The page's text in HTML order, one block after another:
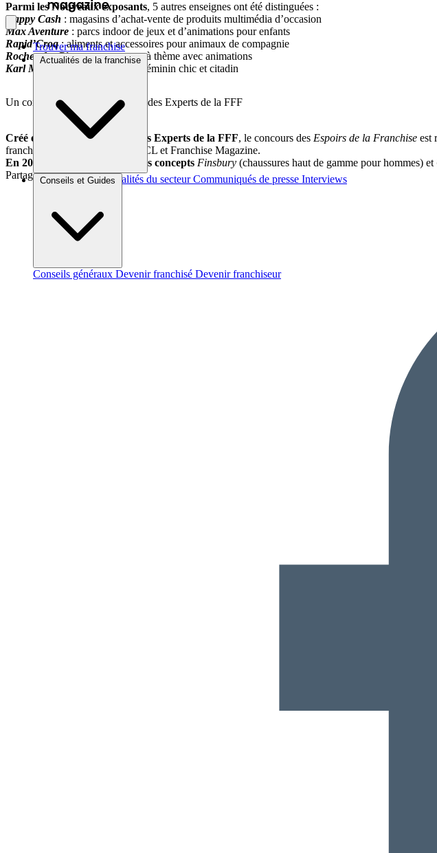
Trouver ma franchise
Actualités de la franchise
Brèves et actus Actualités du secteur Communiqués de presse Interviews
Conseils et Guides
Conseils généraux Devenir franchisé Devenir franchiseur
Parmi les Nouveaux exposants, 5 autres enseignes ont été distinguées :
Happy Cash : magasins d’achat-vente de produits multimédia d’occasion
Max Aventure : parcs indoor de jeux et d’animations pour enfants
Rapid’Croq: aliments et accessoires pour animaux de compagnie
Rocher des Pirates: restaurants à thème avec animations
Karl Marc John
: prêt-à-porter féminin chic et citadin
Un concours créé par le Collège des Experts de la FFF
Créé en 2001 par le Collège des Experts de la FFF, le concours des Espoirs de la Franchise est
franchise, le pôle franchise de LCL et Franchise Magazine.
En 2011, il avait récompensé les concepts Finsbury (chaussures haut de gamme pour hommes) et
Partager sur :